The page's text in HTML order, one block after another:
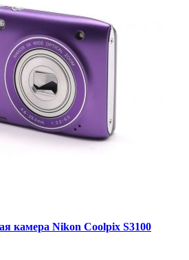
камера Nikon Coolpix S3100